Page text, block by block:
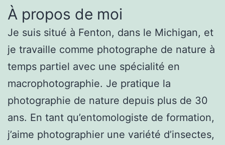
À propos de moi
Je suis situé à Fenton, dans le Michigan, et
je travaille comme photographe de nature à
temps partiel avec une spécialité en
macrophotographie. Je pratique la
photographie de nature depuis plus de 30
ans. En tant qu’entomologiste de formation,
j’aime photographier une variété d’insectes,